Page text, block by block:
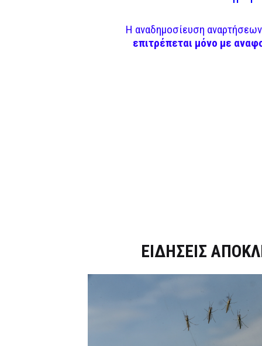
Η αναδημοσίευση
επιτρέπεται μόνο με
ΕΙΔΗΣΕΙΣ